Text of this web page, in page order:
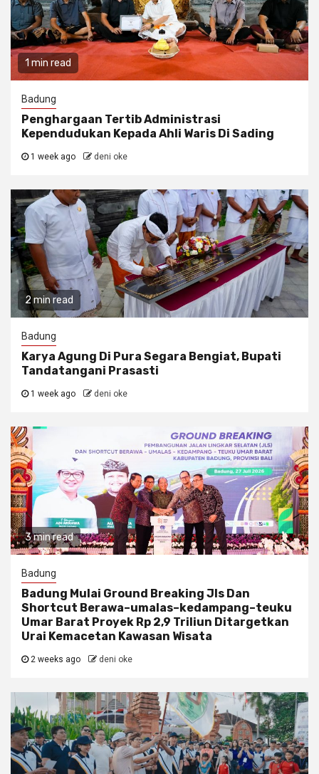
1 min read
Badung
Penghargaan Tertib Administrasi
Kependudukan Kepada Ahli Waris Di Sading
1 week ago deni oke
2 min read
Badung
Karya Agung Di Pura Segara Bengiat, Bupati
Tandatangani Prasasti
1 week ago deni oke
3 min read
Badung
Badung Mulai Ground Breaking Jls Dan
Shortcut Berawa–umalas–kedampang–teuku
Umar Barat Proyek Rp 2,9 Triliun Ditargetkan
Urai Kemacetan Kawasan Wisata
2 weeks ago deni oke